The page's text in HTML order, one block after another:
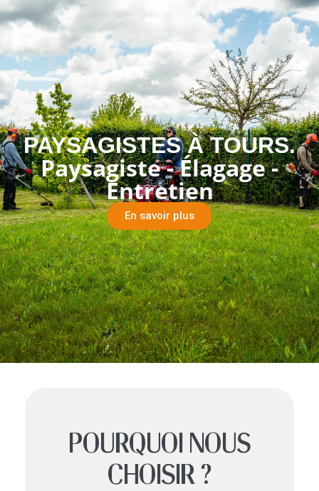
PAYSAGISTES À TOURS.
Paysagiste - Élagage -
Entretien
En savoir plus
POURQUOI NOUS
CHOISIR ?